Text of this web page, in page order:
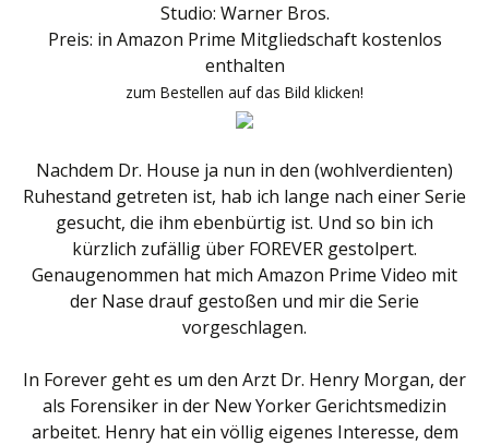
Studio: Warner Bros.
Preis: in Amazon Prime Mitgliedschaft kostenlos
enthalten
zum Bestellen auf das Bild klicken!
Nachdem Dr. House ja nun in den (wohlverdienten)
Ruhestand getreten ist, hab ich lange nach einer Serie
gesucht, die ihm ebenbürtig ist. Und so bin ich
kürzlich zufällig über FOREVER gestolpert.
Genaugenommen hat mich Amazon Prime Video mit
der Nase drauf gestoßen und mir die Serie
vorgeschlagen.
In Forever geht es um den Arzt Dr. Henry Morgan, der
als Forensiker in der New Yorker Gerichtsmedizin
arbeitet. Henry hat ein völlig eigenes Interesse, dem